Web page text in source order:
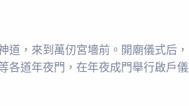
道，來到萬仞宮墻前。開廟儀式后，
各道年夜門，在年夜成門舉行啟戶儀